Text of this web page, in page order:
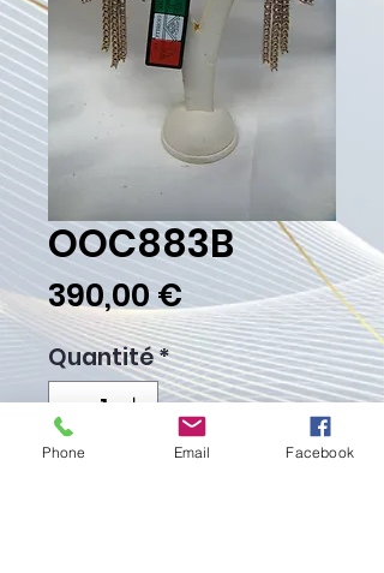
OOC883B
390,00 € Prix
Quantité*
Phone Email Facebook